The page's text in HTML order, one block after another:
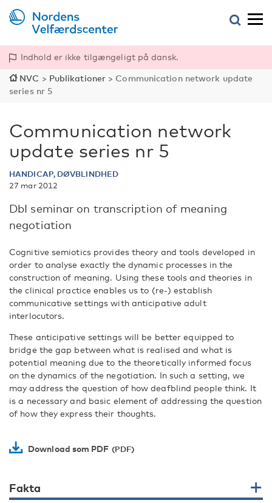
Indhold er ikke tilgængeligt på dansk.
NVC > Publikationer > Communication network update
series nr 5
Communication network
update series nr 5
HANDICAP, DØVBLINDHED
27 mar 2012
DbI seminar on transcription of meaning
negotiation
Cognitive semiotics provides theory and tools developed in
order to analyse exactly the dynamic processes in the
construction of meaning. Using these tools and theories in
the clinical practice enables us to (re-) establish
communicative settings with anticipative adult
interlocutors.
These anticipative settings will be better equipped to
bridge the gap between what is realised and what is
potential meaning due to the theoretically informed focus
on the dynamics of the negotiation. In such a setting, we
may address the question of how deafblind people think. It
is a necessary and basic element of addressing the question
of how they express their thoughts.
Download som PDF
Fakta